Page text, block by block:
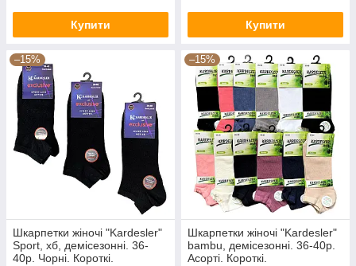
Купити Купити
–15%
Шкарпетки жіночі "Kardesler"
Sport, хб, демісезонні. 36-
40р. Чорні. Короткі.
–15%
Шкарпетки жіночі "Kardesler"
bambu, демісезонні. 36-40р.
Асорті. Короткі.